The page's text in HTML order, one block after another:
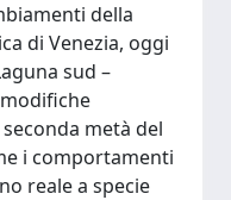
della
di Venezia, oggi
sud –
metà del
i comportamenti
reale a specie